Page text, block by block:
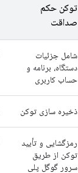
توکن حکم
صداقت
شامل جزئیات
دستگاه، برنامه و
حساب کاربری
ذخیره سازی توکن
رمزگشایی و تأیید
توکن از طریق
سرور گوگل پلی